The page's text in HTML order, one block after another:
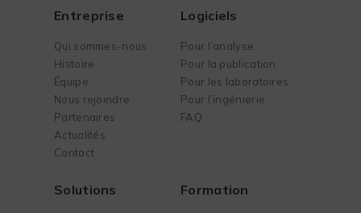
Entreprise
Qui sommes-nous
Histoire
Équipe
Nous rejoindre
Partenaires
Actualités
Contact
Logiciels
Pour l’analyse
Pour la publication
Pour les laboratoires
Pour l’ingénierie
FAQ
Solutions Formation